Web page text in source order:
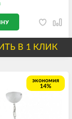
В 1 КЛИК
экономия
14%